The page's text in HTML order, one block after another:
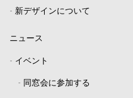
- 新デザインについて
ニュース
- イベント
- 同窓会に参加する